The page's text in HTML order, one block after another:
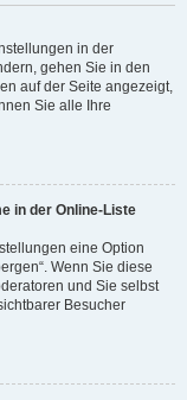
in der
gehen Sie in den
auf der Seite angezeigt,
Sie alle Ihre
in der Online-Liste
eine Option
Wenn Sie diese
und Sie selbst
Besucher